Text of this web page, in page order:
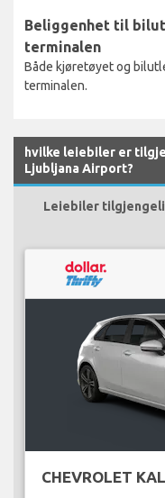
Beliggenhet til
terminalen
Både kjøretøyet og
terminalen.
hvilke leiebiler er
Ljubljana Airport?
Leiebiler
CHEVROLET